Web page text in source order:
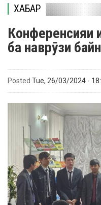
ХАБАР
Конференсияи
ба наврӯзи
Posted Tue, 26/03/2024 -